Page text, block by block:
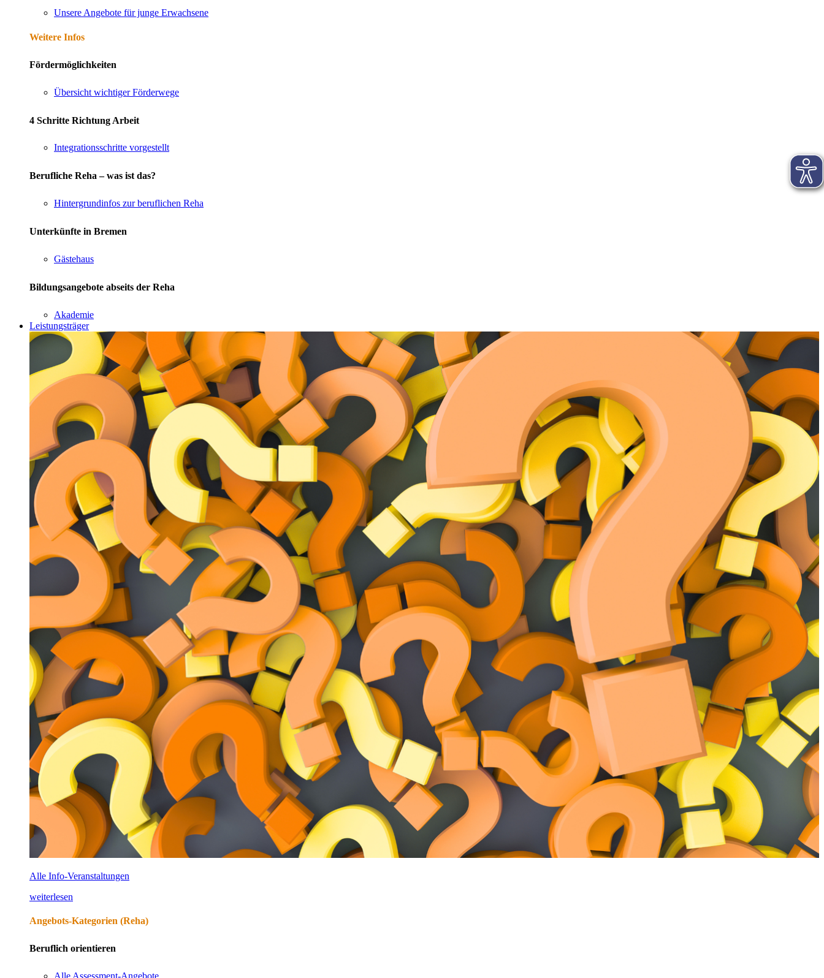
Unsere Angebote für junge Erwachsene
Weitere Infos
Fördermöglichkeiten
Übersicht wichtiger Förderwege
4 Schritte Richtung Arbeit
Integrationsschritte vorgestellt
Berufliche Reha – was ist das?
Hintergrundinfos zur beruflichen Reha
Unterkünfte in Bremen
Gästehaus
Bildungsangebote abseits der Reha
Akademie
Leistungsträger
Alle Info-Veranstaltungen
weiterlesen
Angebots-Kategorien (Reha)
Beruflich orientieren